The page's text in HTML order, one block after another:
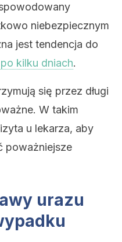
niebezpiecznym
jest tendencja do
kilku dniach.
się przez długi
W takim
u lekarza, aby
poważniejsze
urazu